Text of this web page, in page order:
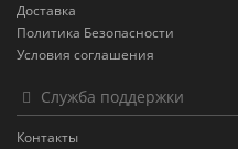
Доставка
Политика Безопасности
Условия соглашения
Служба поддержки
Контакты